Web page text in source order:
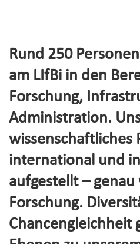
Rund 250
am LIfBi in den
Forschung,
Administration.
wissenschaftliches
international und
aufgestellt –
Forschung.
Chancengleichheit